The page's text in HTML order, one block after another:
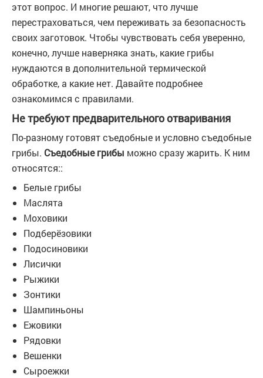
этот вопрос. И многие решают, что лучше
перестраховаться, чем переживать за безопасность
своих заготовок. Чтобы чувствовать себя уверенно,
конечно, лучше наверняка знать, какие грибы
нуждаются в дополнительной термической
обработке, а какие нет. Давайте подробнее
ознакомимся с правилами.
Не требуют предварительного отваривания
По-разному готовят съедобные и условно съедобные
грибы. Съедобные грибы можно сразу жарить. К ним
относятся::
Белые грибы
Маслята
Моховики
Подберёзовики
Подосиновики
Лисички
Рыжики
Зонтики
Шампиньоны
Ежовики
Рядовки
Вешенки
Сыроежки